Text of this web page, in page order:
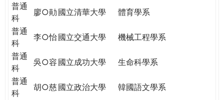
普通
科
廖○勛 國立清華大學
體育學系
普通
科
李○怡國立交通大學
機械工程學系
普通
科
吳○容 國立成功大學
生命科學系
普通
科
胡○慈國立政治大學
韓國語文學系